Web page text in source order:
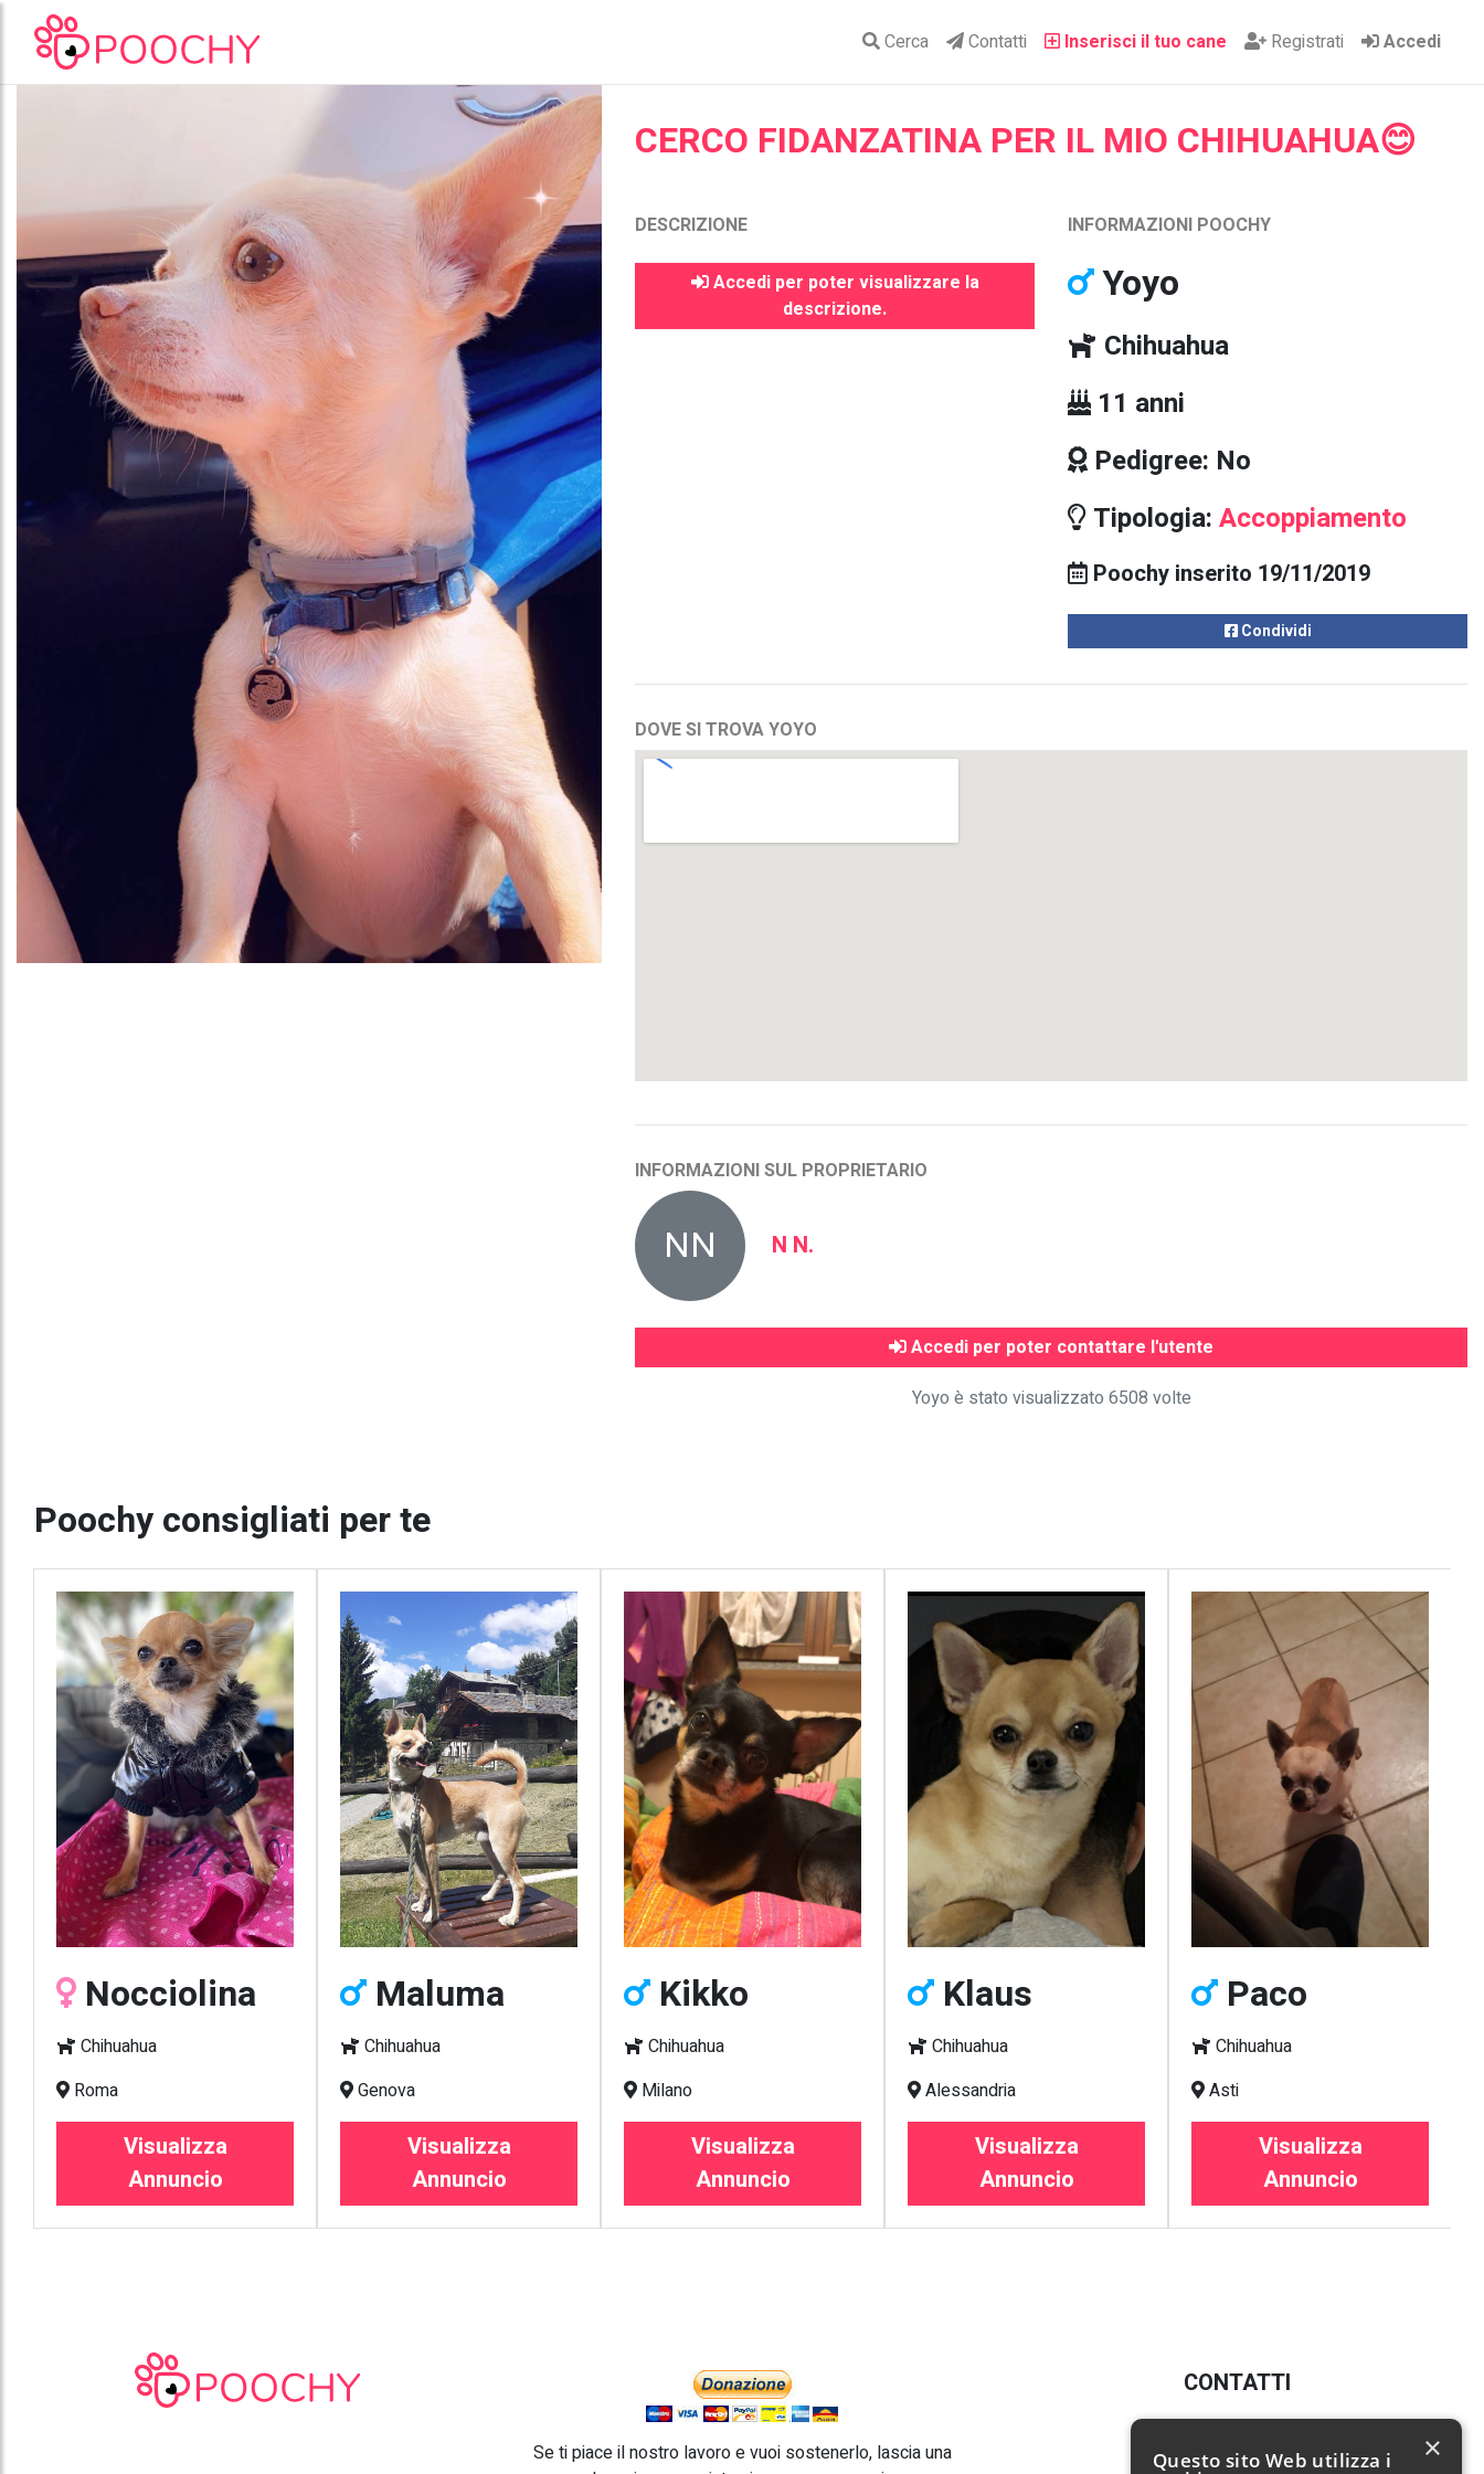
Cerca Contatti Inserisci il tuo cane Registrati Accedi
CERCO FIDANZATINA PER IL MIO CHIHUAHUA😊
DESCRIZIONE
Accedi per poter visualizzare la
descrizione.
INFORMAZIONI POOCHY
Yoyo
Chihuahua
11 anni
Pedigree: No
Tipologia: Accoppiamento
Poochy inserito 19/11/2019
Condividi
DOVE SI TROVA YOYO
INFORMAZIONI SUL PROPRIETARIO
NN N N.
Accedi per poter contattare l'utente
Yoyo è stato visualizzato 6508 volte
Poochy consigliati per te
Nocciolina
Chihuahua
Roma
Visualizza
Annuncio
Maluma
Chihuahua
Genova
Visualizza
Annuncio
Kikko
Chihuahua
Milano
Visualizza
Annuncio
Klaus
Chihuahua
Alessandria
Visualizza
Annuncio
Paco
Chihuahua
Asti
Visualizza
Annuncio
Se ti piace il nostro lavoro e vuoi sostenerlo, lascia una
CONTATTI
E-mail:info@poochy.it
Questo sito Web utilizza i ×